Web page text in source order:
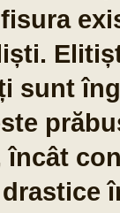
sunt
încât